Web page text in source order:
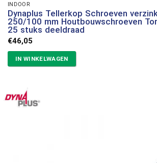
INDOOR
Dynaplus Tellerkop Schroeven
250/100 mm Houtbouwschroeven
25 stuks deeldraad
€46,05
IN WINKELWAGEN